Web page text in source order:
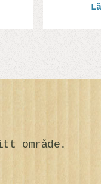
område.